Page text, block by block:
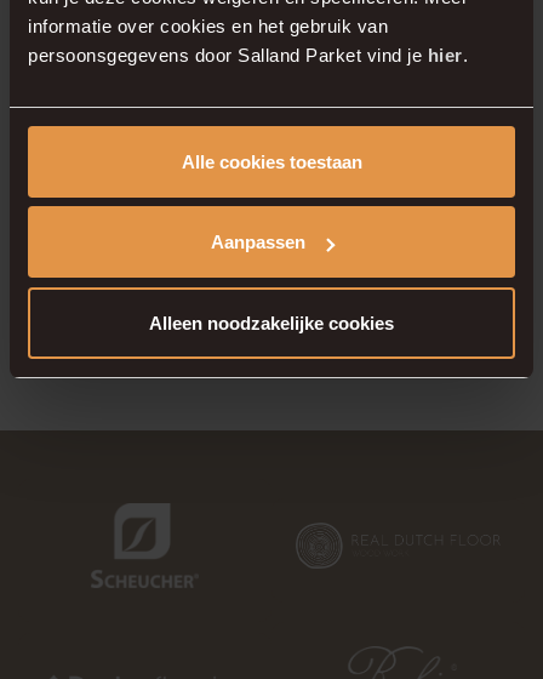
informatie over cookies en het gebruik van
persoonsgegevens door Salland Parket vind je hier.
Alle cookies toestaan
Aanpassen
Alleen noodzakelijke cookies
en stijlen. Samen kijken we welke houten vloer
Hongaarse punt het beste aansluit bij uw
woning.
eenvoudig een afspraakvia onze website
en laat u persoonlijk adviseren. Bij Salland
Parket combineren wij liefde voor hout met
vakmanschap. Uw perfecte Hongaarse punt